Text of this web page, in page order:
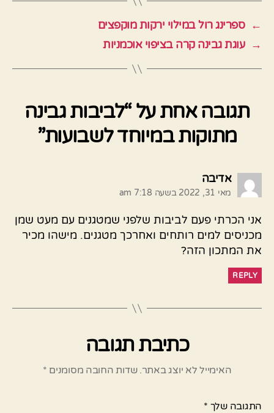
← ספרינג רול במילוי ירקות מוקפצים
→ עוגת גבינה קרה בציפוי אוכמניות
תגובה אחת על “לביבות גבינה
מתוקות במיוחד לשבועות”
אדיבה
מאי 31, 2022 בשעה 7:18 am
אני הכרתי פעם לביבות שלפני שמטגנים עם מעט שמן
מכניסים למים רותחים ואחרכך מטגנים. מישהו מכיר
את המתכון הזה?
REPLY
כתיבת תגובה
האימייל לא יוצג באתר. שדות החובה מסומנים *
התגובה שלך *